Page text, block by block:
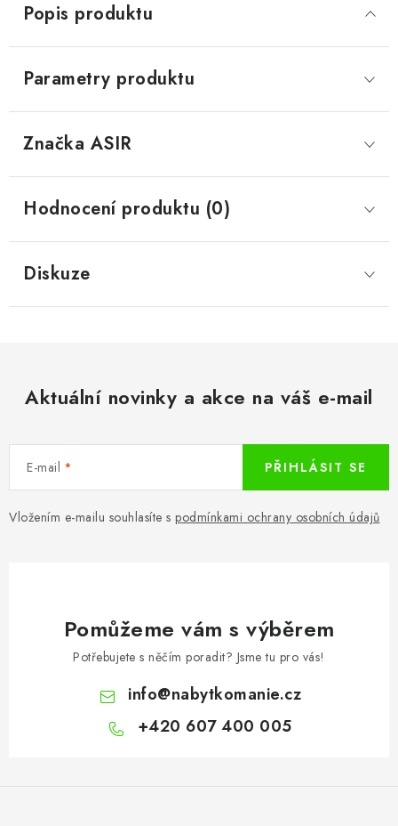
Popis produktu
Parametry produktu
Značka ASIR
Hodnocení produktu (0)
Diskuze
Aktuální novinky a akce na váš e-mail
E-mail
Vložením e-mailu souhlasíte s podmínkami ochrany osobních údajů
PŘIHLÁSIT SE
Pomůžeme vám s výběrem
Potřebujete s něčím poradit? Jsme tu pro vás!
info@nabytkomanie.cz
+420 607 400 005